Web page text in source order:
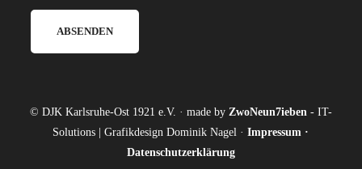
© DJK Karlsruhe-Ost 1921 e.V. · made by ZwoNeun7ieben - IT-
Solutions | Grafikdesign Dominik Nagel · Impressum ·
Datenschutzerklärung